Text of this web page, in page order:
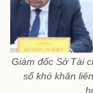
Giám đốc Sở Tài
số khó khăn